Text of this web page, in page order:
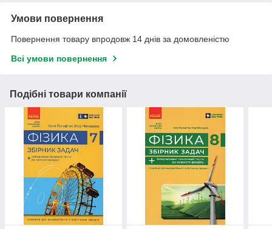
Умови повернення
Повернення товару впродовж 14 днів за домовленістю
Всі умови повернення
Подібні товари компанії